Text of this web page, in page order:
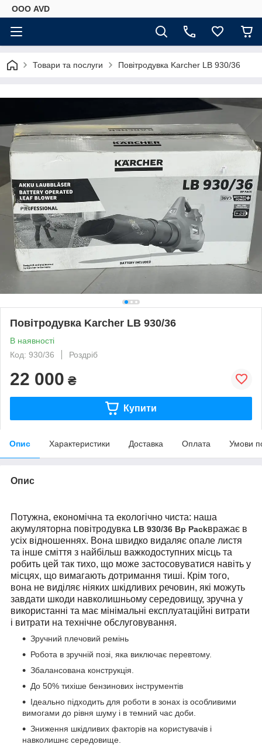
ООО AVD
Товари та послуги Повітродувка Karcher LB 930/36
Повітродувка Karcher LB 930/36
В наявності
Код: 930/36
Роздріб
22 000 ₴
Купити
Опис Характеристики Доставка Оплата Умови
Опис
Потужна, економічна та екологічно чиста: наша
акумуляторна повітродувка LB 930/36 Bp Packвражає в
усіх відношеннях. Вона швидко видаляє опале листя
та інше сміття з найбільш важкодоступних місць та
робить цей так тихо, що може застосовуватися навіть у
місцях, що вимагають дотримання тиші. Крім того,
вона не виділяє ніяких шкідливих речовин, які можуть
завдати шкоди навколишньому середовищу, зручна у
використанні та має мінімальні експлуатаційні витрати
і витрати на технічне обслуговування.
Зручний плечовий ремінь
Робота в зручній позі, яка виключає перевтому.
Збалансована конструкція.
До 50% тихіше бензинових інструментів
Ідеально підходить для роботи в зонах із особливими
вимогами до рівня шуму і в темний час доби.
Зниження шкідливих факторів на користувачів і
навколишнє середовище.